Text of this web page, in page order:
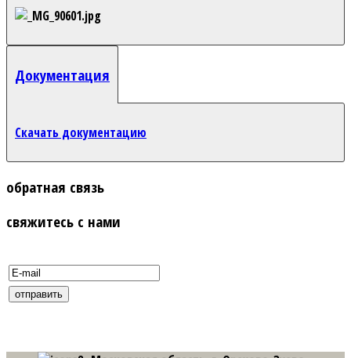
Документация
Скачать документацию
обратная связь
свяжитесь с нами